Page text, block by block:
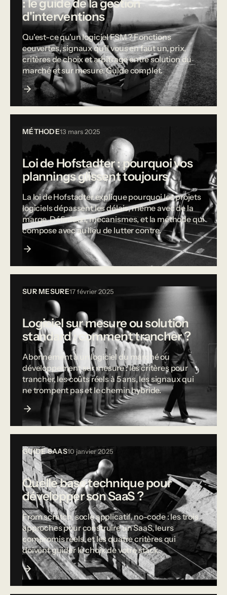
: le guide de la gestion
d'interventions
Qu'est-ce qu'un logiciel FSM ? Fonctions
couvertes, signaux qu'il vous en faut un, prix,
critères de choix et arbitrage entre solution du
marché et sur mesure. Guide complet.
MÉTHODE13 mars 2025
Loi de Hofstadter : pourquoi vos
plannings glissent toujours
La loi de Hofstadter explique pourquoi les projets
logiciels dépassent les délais, même avec de la
marge. Définition, mécanismes, et la méthode qui
compose avec au lieu de lutter contre.
SUR MESURE17 février 2025
Logiciel sur mesure ou solution
standard : comment trancher ?
Abonnement à un logiciel du marché ou
développement sur mesure : les critères pour
trancher, les coûts réels à 5 ans, les signaux qui
ne trompent pas et le chemin hybride.
GUIDE SAAS10 janvier 2025
Quelle base technique pour
développer son SaaS ?
From scratch, socle applicatif, no-code : les trois
approches pour construire un SaaS, leurs
compromis réels, et les quatre critères qui
doivent guider le choix de votre stack.